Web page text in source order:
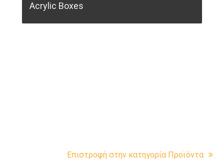
Acrylic Boxes
Επιστροφή στην κατηγορία Προϊόντα